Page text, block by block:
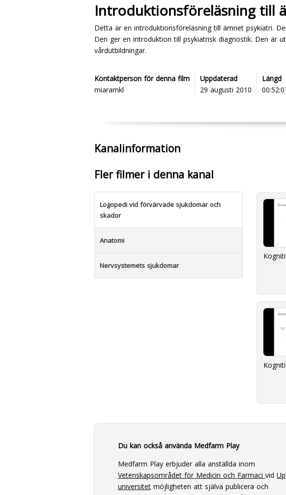
Introduktionsföreläsning till
Detta är en introduktionsföreläsning till ämnet psykiatri.
Den ger en introduktion till psykiatrisk diagnostik. Den är
vårdutbildningar.
Kontaktperson för denna film
miaramkl
Uppdaterad
29 augusti 2010
Längd
Kanalinformation
Fler filmer i denna kanal
Logopedi vid förvärvade sjukdomar och
skador
Anatomi
Nervsystemets sjukdomar
Du kan också använda Medfarm Play
Medfarm Play erbjuder alla anställda inom
Vetenskapsområdet för Medicin och Farmaci vid
universitet möjligheten att själva publicera och